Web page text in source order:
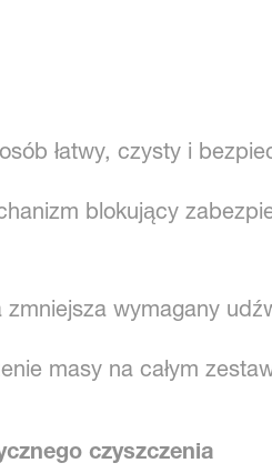
łatwy, czysty i
blokujący
wymagany
masy na całym
czyszczenia